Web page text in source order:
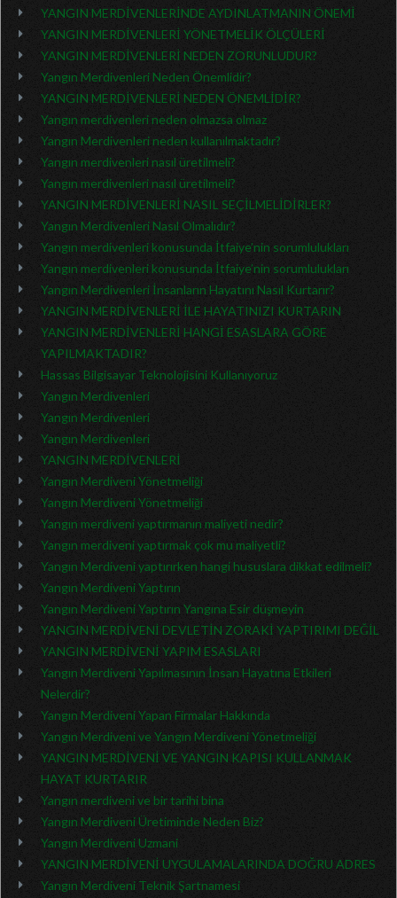
YANGIN MERDİVENLERİNDE AYDINLATMANIN ÖNEMİ
YANGIN MERDİVENLERİ YÖNETMELİK ÖLÇÜLERİ
YANGIN MERDİVENLERİ NEDEN ZORUNLUDUR?
Yangın Merdivenleri Neden Önemlidir?
YANGIN MERDİVENLERİ NEDEN ÖNEMLİDİR?
Yangın merdivenleri neden olmazsa olmaz
Yangın Merdivenleri neden kullanılmaktadır?
Yangın merdivenleri nasıl üretilmeli?
Yangın merdivenleri nasıl üretilmeli?
YANGIN MERDİVENLERİ NASIL SEÇİLMELİDİRLER?
Yangın Merdivenleri Nasıl Olmalıdır?
Yangın merdivenleri konusunda İtfaiye’nin sorumlulukları
Yangın merdivenleri konusunda İtfaiye’nin sorumlulukları
Yangın Merdivenleri İnsanların Hayatını Nasıl Kurtarır?
YANGIN MERDİVENLERİ İLE HAYATINIZI KURTARIN
YANGIN MERDİVENLERİ HANGİ ESASLARA GÖRE
YAPILMAKTADIR?
Hassas Bilgisayar Teknolojisini Kullanıyoruz
Yangın Merdivenleri
Yangın Merdivenleri
Yangın Merdivenleri
YANGIN MERDİVENLERİ
Yangın Merdiveni Yönetmeliği
Yangın Merdiveni Yönetmeliği
Yangın merdiveni yaptırmanın maliyeti nedir?
Yangın merdiveni yaptırmak çok mu maliyetli?
Yangın Merdiveni yaptırırken hangi hususlara dikkat edilmeli?
Yangın Merdiveni Yaptırın
Yangın Merdiveni Yaptırın Yangına Esir düşmeyin
YANGIN MERDİVENİ DEVLETİN ZORAKİ YAPTIRIMI DEĞİL
YANGIN MERDİVENİ YAPIM ESASLARI
Yangın Merdiveni Yapılmasının İnsan Hayatına Etkileri
Nelerdir?
Yangın Merdiveni Yapan Firmalar Hakkında
Yangın Merdiveni ve Yangın Merdiveni Yönetmeliği
YANGIN MERDİVENİ VE YANGIN KAPISI KULLANMAK
HAYAT KURTARIR
Yangın merdiveni ve bir tarihi bina
Yangın Merdiveni Üretiminde Neden Biz?
Yangın Merdiveni Uzmani
YANGIN MERDİVENİ UYGULAMALARINDA DOĞRU ADRES
Yangın Merdiveni Teknik Şartnamesi